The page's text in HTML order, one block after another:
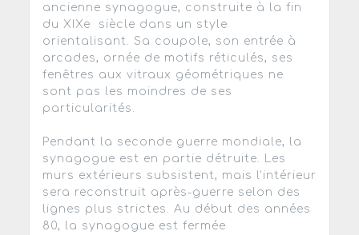
ancienne synagogue, construite à la fin
du XIXe siècle dans un style
orientalisant. Sa coupole, son entrée à
arcades, ornée de motifs réticulés, ses
fenêtres aux vitraux géométriques ne
sont pas les moindres de ses
particularités.
Pendant la seconde guerre mondiale, la
synagogue est en partie détruite. Les
murs extérieurs subsistent, mais l’intérieur
sera reconstruit après-guerre selon des
lignes plus strictes. Au début des années
80, la synagogue est fermée